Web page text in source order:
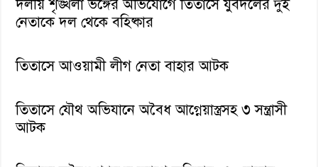
দলীয় শৃঙ্খলা ভঙ্গের অভিযোগে তিতাসে যুবদলের দুই
নেতাকে দল থেকে বহিষ্কার
তিতাসে আওয়ামী লীগ নেতা বাহার আটক
তিতাসে যৌথ অভিযানে অবৈধ আগ্নেয়াস্ত্রসহ ৩ সন্ত্রাসী
আটক